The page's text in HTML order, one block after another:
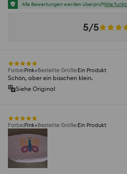
Alle Bewertungen werden überprüftWie
5/5
Farbe:Pink Bestellte Größe:Ein Produkt
Schön, aber ein bisschen klein.
Siehe Original
Farbe:Pink Bestellte Größe:Ein Produkt